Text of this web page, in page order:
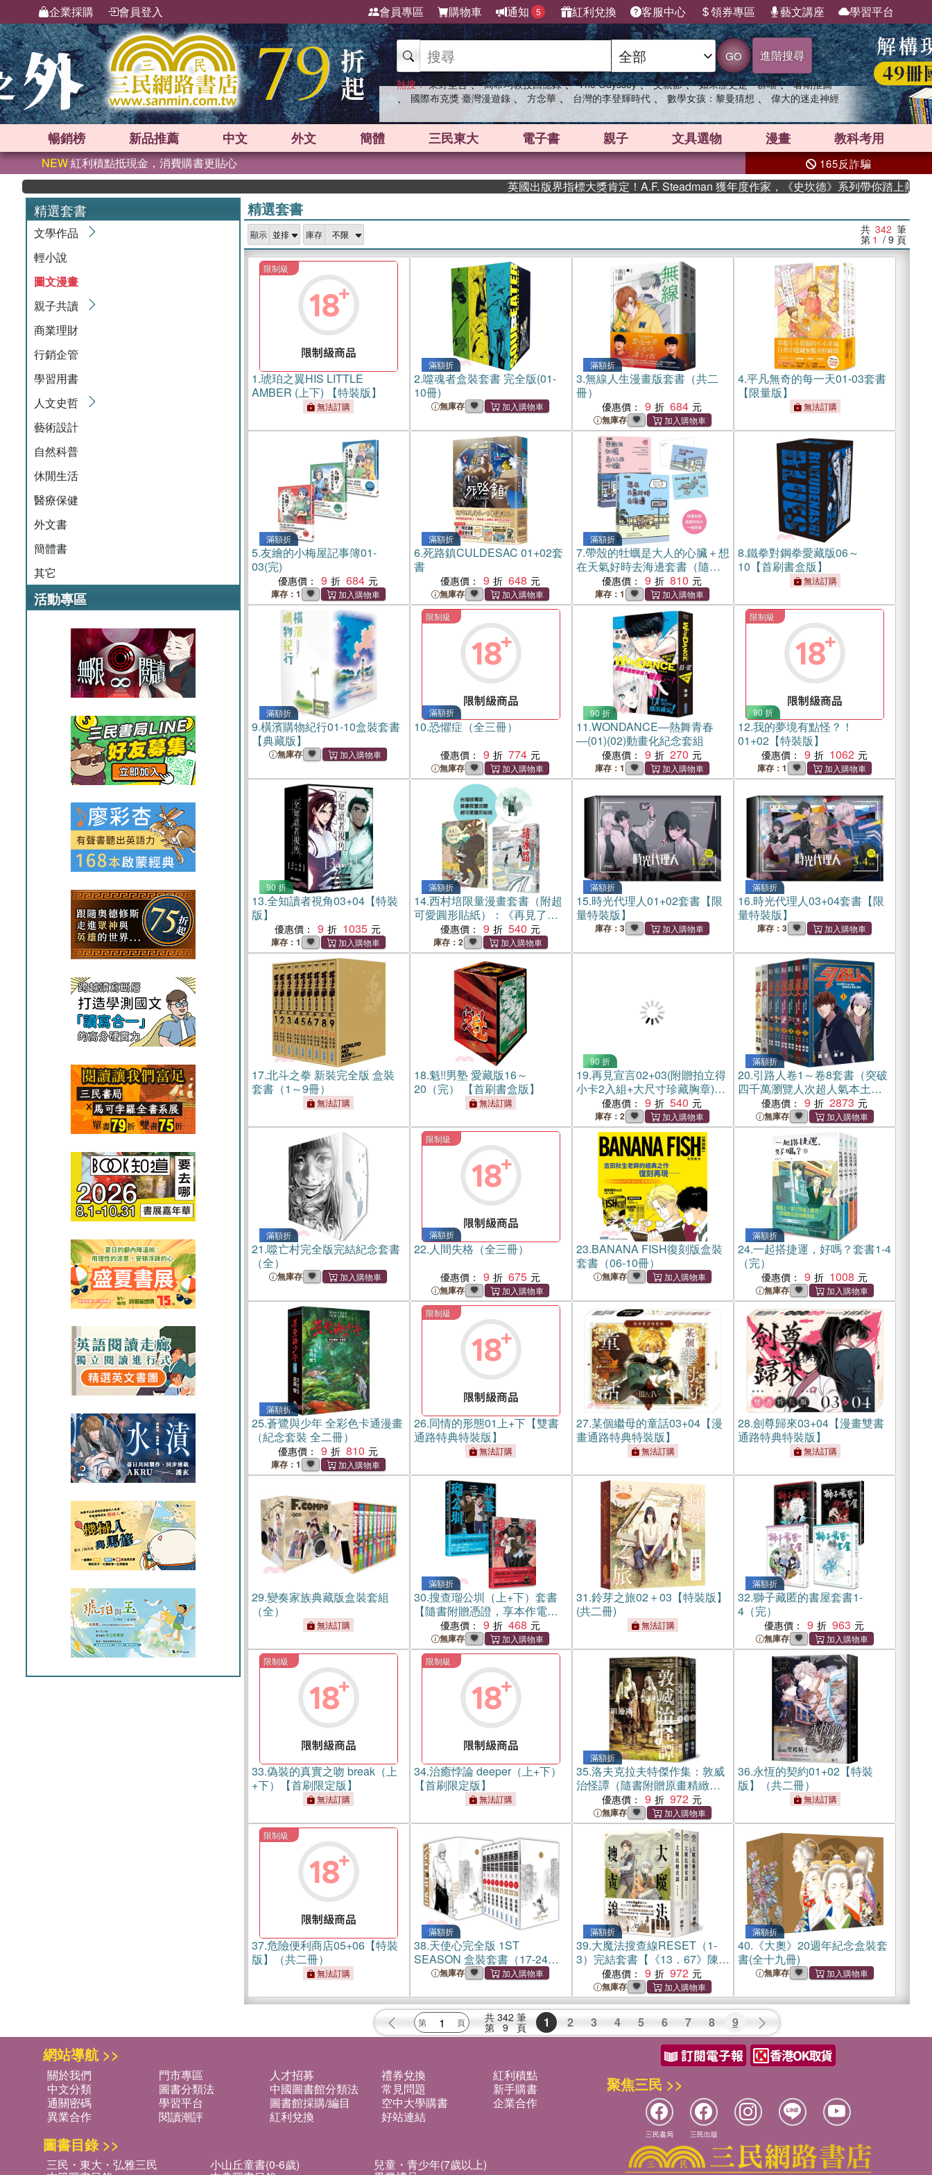
企業採購 會員登入 會員專區 購物車 通知 5 紅利兌換 客服中心 領券專區 藝文講座 學習平台
GO 進階搜尋
熱搜： 東野圭吾 、 高希均教授回憶錄 、 The Odyssey 、 父親節 、 如果歷史是一群喵 、 暑期推薦
、 國際布克獎 臺灣漫遊錄 、 方念華 、 台灣的李登輝時代 、 數學女孩：黎曼猜想 、 偉大的迷走神經
暢銷榜 新品推薦 中文 外文 簡體 三民東大 電子書 親子 文具選物 漫畫 教科考用
NEW紅利積點抵現金，消費購書更貼心 165反詐騙
英國出版界指標大獎肯定！A.F. Steadman 獲年度作家，《史坎德》系列帶你踏上熱血奇幻旅程
精選套書
文學作品
輕小說
圖文漫畫
親子共讀
商業理財
行銷企管
學習用書
人文史哲
藝術設計
自然科普
休閒生活
醫療保健
外文書
簡體書
其它
活動專區
精選套書
顯示 庫存 共 342 筆
第 1 / 9 頁
限制級
1.琥珀之翼HIS LITTLE
AMBER (上下) 【特裝版】
無法訂購
滿額折
2.噬魂者盒裝套書 完全版(01-
10冊)
無庫存
滿額折
3.無線人生漫畫版套書（共二
冊）
優惠價： 9 684
無庫存
4.平凡無奇的每一天01-03套書
【限量版】
無法訂購
滿額折
5.友繪的小梅屋記事簿01-
03(完)
優惠價： 9 684
庫存：1
滿額折
6.死路鎮CULDESAC 01+02套
書
優惠價： 9 648
無庫存
滿額折
7.帶殼的牡蠣是大人的心臟＋想
在天氣好時去海邊套書（隨書
附贈插畫明信片，一組兩張）
優惠價： 9 810
庫存：1
8.鐵拳對鋼拳愛藏版06～
10【首刷書盒版】
無法訂購
滿額折
9.橫濱購物紀行01-10盒裝套書
【典藏版】
無庫存
限制級
滿額折
10.恐懼症（全三冊）
優惠價： 9 774
無庫存
90 折
11.WONDANCE―熱舞青春
―(01)(02)動畫化紀念套組
優惠價： 9 270
庫存：1
限制級
90 折
12.我的夢境有點怪？！
01+02【特裝版】
優惠價： 9 1062
庫存：1
90 折
13.全知讀者視角03+04【特裝
版】
優惠價： 9 1035
庫存：1
滿額折
14.西村培限量漫畫套書（附超
可愛圓形貼紙）：《再見了，
皆娜同學》＋《西村培短篇漫
畫集：結冰路》
優惠價： 9 540
庫存：2
滿額折
15.時光代理人01+02套書【限
量特裝版】
庫存：3
滿額折
16.時光代理人03+04套書【限
量特裝版】
庫存：3
17.北斗之拳 新裝完全版 盒裝
套書（1～9冊）
無法訂購
18.魁!!男塾 愛藏版16～
20（完） 【首刷書盒版】
無法訂購
90 折
19.再見宣言02+03(附贈拍立得
小卡2入組+大尺寸珍藏胸章)
【特裝版】
優惠價： 9 540
庫存：2
滿額折
20.引路人卷1～卷8套書（突破
四千萬瀏覽人次超人氣本土原
創漫畫，影視改編進行中！）
優惠價： 9 2873
無庫存
滿額折
21.噬亡村完全版完結紀念套書
（全）
無庫存
限制級
滿額折
22.人間失格（全三冊）
優惠價： 9 675
無庫存
23.BANANA FISH復刻版盒裝
套書（06-10冊）
無庫存
滿額折
24.一起搭捷運，好嗎？套書1-4
（完）
優惠價： 9 1008
無庫存
滿額折
25.蒼鷺與少年 全彩色卡通漫畫
（紀念套裝 全二冊）
優惠價： 9 810
庫存：1
限制級
26.同情的形態01上+下【雙書
通路特典特裝版】
無法訂購
27.某個繼母的童話03+04【漫
畫通路特典特裝版】
無法訂購
28.劍尊歸來03+04【漫畫雙書
通路特典特裝版】
無法訂購
29.變奏家族典藏版盒裝套組
（全）
無法訂購
滿額折
30.搜查瑠公圳（上+下）套書
【隨書附贈憑證，享本作電影
任一場次早場優惠。】
優惠價： 9 468
無庫存
31.鈴芽之旅02＋03【特裝版】
(共二冊)
無法訂購
滿額折
32.獅子藏匿的書屋套書1-
4（完）
優惠價： 9 963
無庫存
限制級
33.偽裝的真實之吻 break（上
+下）【首刷限定版】
無法訂購
限制級
34.治癒悖論 deeper（上+下）
【首刷限定版】
無法訂購
滿額折
35.洛夫克拉夫特傑作集：敦威
治怪譚（隨書附贈原畫精緻酷
優惠價： 9 972
無庫存
36.永恆的契約01+02【特裝
版】（共二冊）
無法訂購
限制級
37.危險便利商店05+06【特裝
版】（共二冊）
無法訂購
滿額折
38.天使心完全版 1ST
SEASON 盒裝套書（17-24共
八冊）無庫存
滿額折
39.大魔法搜查線RESET（1-
3）完結套書【《13．67》陳浩
基漫畫原案，首刷限量附贈2本
別冊 × 2人組印刷簽繪扉頁】
優惠價： 9 972
無庫存
滿額折
40. 《大奧》20週年紀念盒裝套
書(全十九冊)
無庫存
共 342 筆
第 9 頁 1 2 3 4 5 6 7 8 9
網站導航 >>
關於我們 門市專區 人才招募 禮券兌換
紅利積點
中文分類
圖書分類法 中國圖書館分類法 常見問題
新手購書
通關密碼
學習平台 圖書館採購/編目 空中大學購書
企業合作
異業合作
閱讀潮評 紅利兌換 好站連結
圖書目錄 >>
三民・東大・弘雅三民 小山丘童書(0-6歲) 兒童・青少年(7歲以上)
聚焦三民 >>
三民書局 三民出版